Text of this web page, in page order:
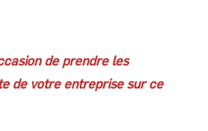
de prendre les
de votre entreprise sur ce